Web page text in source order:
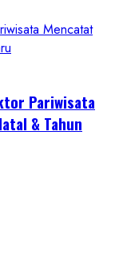
Mencatat
Pariwisata
& Tahun